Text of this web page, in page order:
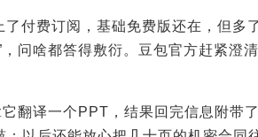
付费订阅，基础免费版还在，但
问啥都答得敷衍。豆包官方赶紧
翻译一个PPT，结果回完信息附带